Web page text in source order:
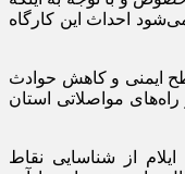
احداث این کارگاه
ایمنی و کاهش حوادث
بتنی در راه‌های مواصلاتی استان
از شناسایی نقاط